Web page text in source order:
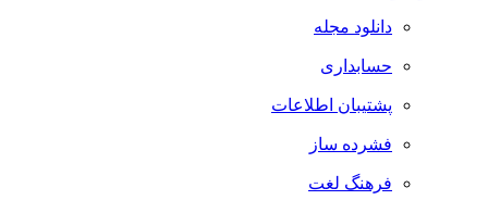
دانلود مجله
حسابداری
پشتیبان اطلاعات
فشرده ساز
فرهنگ لغت